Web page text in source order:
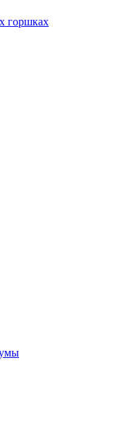
горшках